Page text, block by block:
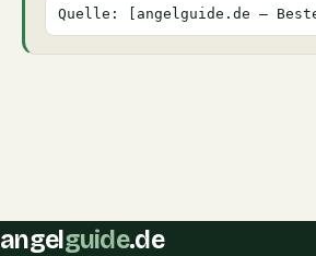
Quelle: [angelguide.de –
angelguide.de